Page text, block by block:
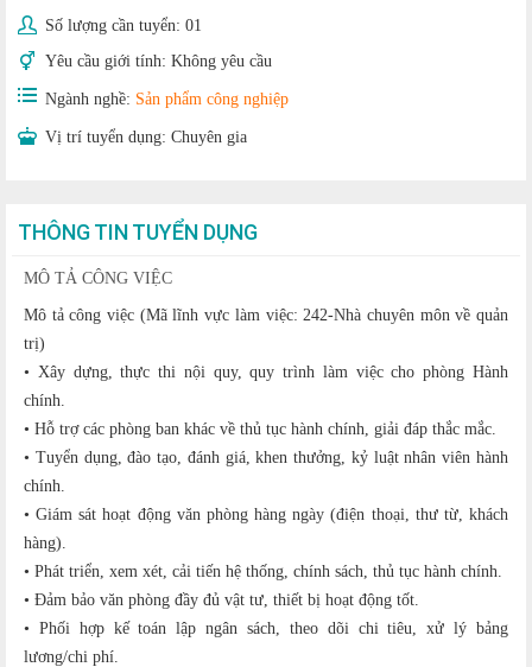
Số lượng cần tuyển: 01
Yêu cầu giới tính: Không yêu cầu
Ngành nghề: Sản phẩm công nghiệp
Vị trí tuyển dụng: Chuyên gia
THÔNG TIN TUYỂN DỤNG
MÔ TẢ CÔNG VIỆC
Mô tả công việc (Mã lĩnh vực làm việc: 242-Nhà chuyên môn về quản
trị)
• Xây dựng, thực thi nội quy, quy trình làm việc cho phòng Hành
chính.
• Hỗ trợ các phòng ban khác về thủ tục hành chính, giải đáp thắc mắc.
• Tuyển dụng, đào tạo, đánh giá, khen thưởng, kỷ luật nhân viên hành
chính.
• Giám sát hoạt động văn phòng hàng ngày (điện thoại, thư từ, khách
hàng).
• Phát triển, xem xét, cải tiến hệ thống, chính sách, thủ tục hành chính.
• Đảm bảo văn phòng đầy đủ vật tư, thiết bị hoạt động tốt.
• Phối hợp kế toán lập ngân sách, theo dõi chi tiêu, xử lý bảng
lương/chi phí.